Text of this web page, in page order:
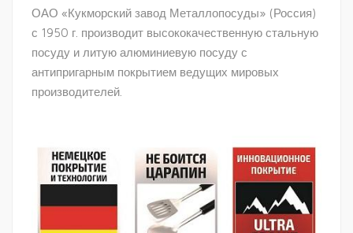
ОАО «Кукморский завод Металлопосуды» (Россия)
с 1950 г. производит высококачественную стальную
посуду и литую алюминиевую посуду с
антипригарным покрытием ведущих мировых
производителей.